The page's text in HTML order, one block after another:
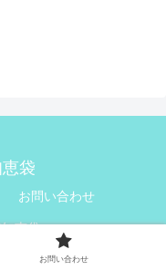
袋
お問い合わせ
恵袋.
お問い合わせ